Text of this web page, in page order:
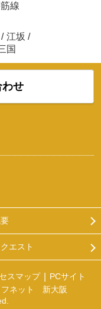
線
/ 江坂 /
国
わせ
エスト
スマップ
PCサイト
フネット 新大阪